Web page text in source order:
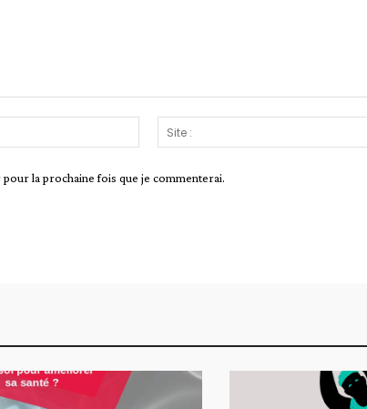
Email
:*
la prochaine fois que je commenterai.